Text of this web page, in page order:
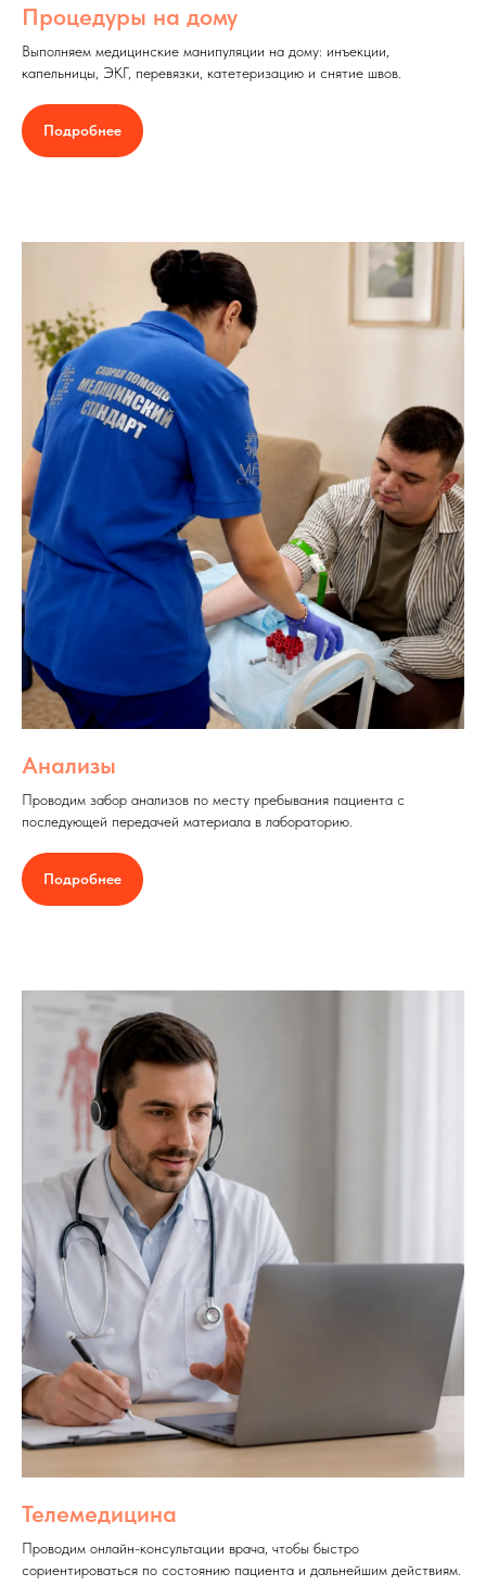
Процедуры на дому
Выполняем медицинские манипуляции на дому: инъекции,
капельницы, ЭКГ, перевязки, катетеризацию и снятие швов.
Подробнее
Анализы
Проводим забор анализов по месту пребывания пациента с
последующей передачей материала в лабораторию.
Подробнее
Телемедицина
Проводим онлайн-консультации врача, чтобы быстро
сориентироваться по состоянию пациента и дальнейшим действиям.